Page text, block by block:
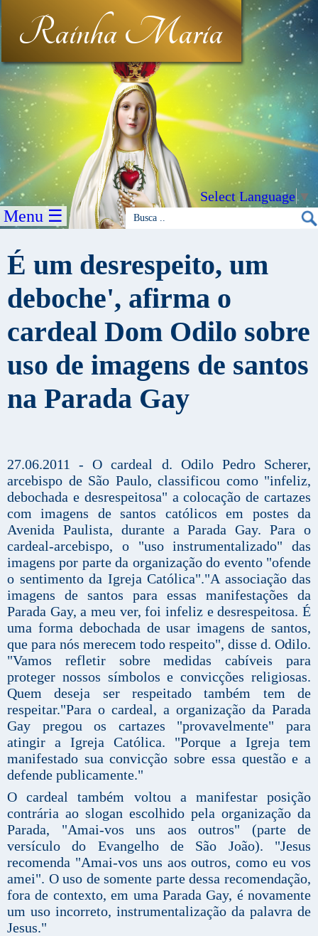
Rainha Maria
Select Language▼
Menu ☰
É um desrespeito, um
deboche', afirma o
cardeal Dom Odilo sobre
uso de imagens de santos
na Parada Gay
27.06.2011 - O cardeal d. Odilo Pedro Scherer,
arcebispo de São Paulo, classificou como "infeliz,
debochada e desrespeitosa" a colocação de cartazes
com imagens de santos católicos em postes da
Avenida Paulista, durante a Parada Gay. Para o
cardeal-arcebispo, o "uso instrumentalizado" das
imagens por parte da organização do evento "ofende
o sentimento da Igreja Católica"."A associação das
imagens de santos para essas manifestações da
Parada Gay, a meu ver, foi infeliz e desrespeitosa. É
uma forma debochada de usar imagens de santos,
que para nós merecem todo respeito", disse d. Odilo.
"Vamos refletir sobre medidas cabíveis para
proteger nossos símbolos e convicções religiosas.
Quem deseja ser respeitado também tem de
respeitar."Para o cardeal, a organização da Parada
Gay pregou os cartazes "provavelmente" para
atingir a Igreja Católica. "Porque a Igreja tem
manifestado sua convicção sobre essa questão e a
defende publicamente."
O cardeal também voltou a manifestar posição
contrária ao slogan escolhido pela organização da
Parada, "Amai-vos uns aos outros" (parte de
versículo do Evangelho de São João). "Jesus
recomenda "Amai-vos uns aos outros, como eu vos
amei". O uso de somente parte dessa recomendação,
fora de contexto, em uma Parada Gay, é novamente
um uso incorreto, instrumentalização da palavra de
Jesus."